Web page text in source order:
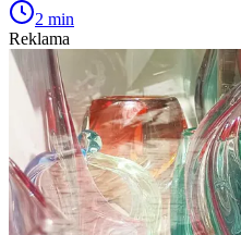
2 min
Reklama